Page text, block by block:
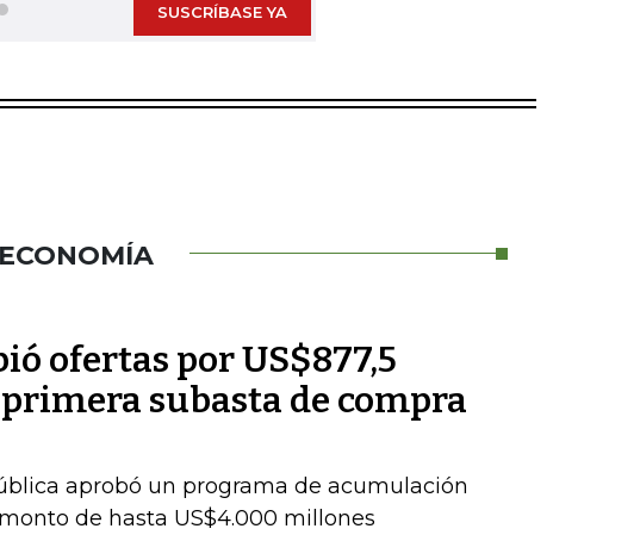
SUSCRÍBASE YA
ofertas por US$877,5
subasta de compra
aprobó un programa de acumulación
de hasta US$4.000 millones